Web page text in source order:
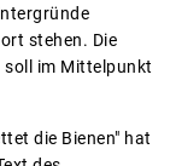
stehen. Die
soll im Mittelpunkt
die Bienen" hat